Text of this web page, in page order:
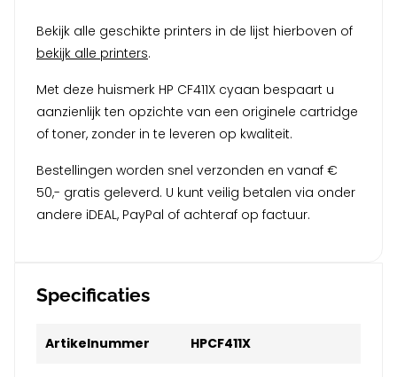
Bekijk alle geschikte printers in de lijst hierboven of
bekijk alle printers.
Met deze huismerk HP CF411X cyaan bespaart u
aanzienlijk ten opzichte van een originele cartridge
of toner, zonder in te leveren op kwaliteit.
Bestellingen worden snel verzonden en vanaf €
50,- gratis geleverd. U kunt veilig betalen via onder
andere iDEAL, PayPal of achteraf op factuur.
Specificaties
Artikelnummer HPCF411X